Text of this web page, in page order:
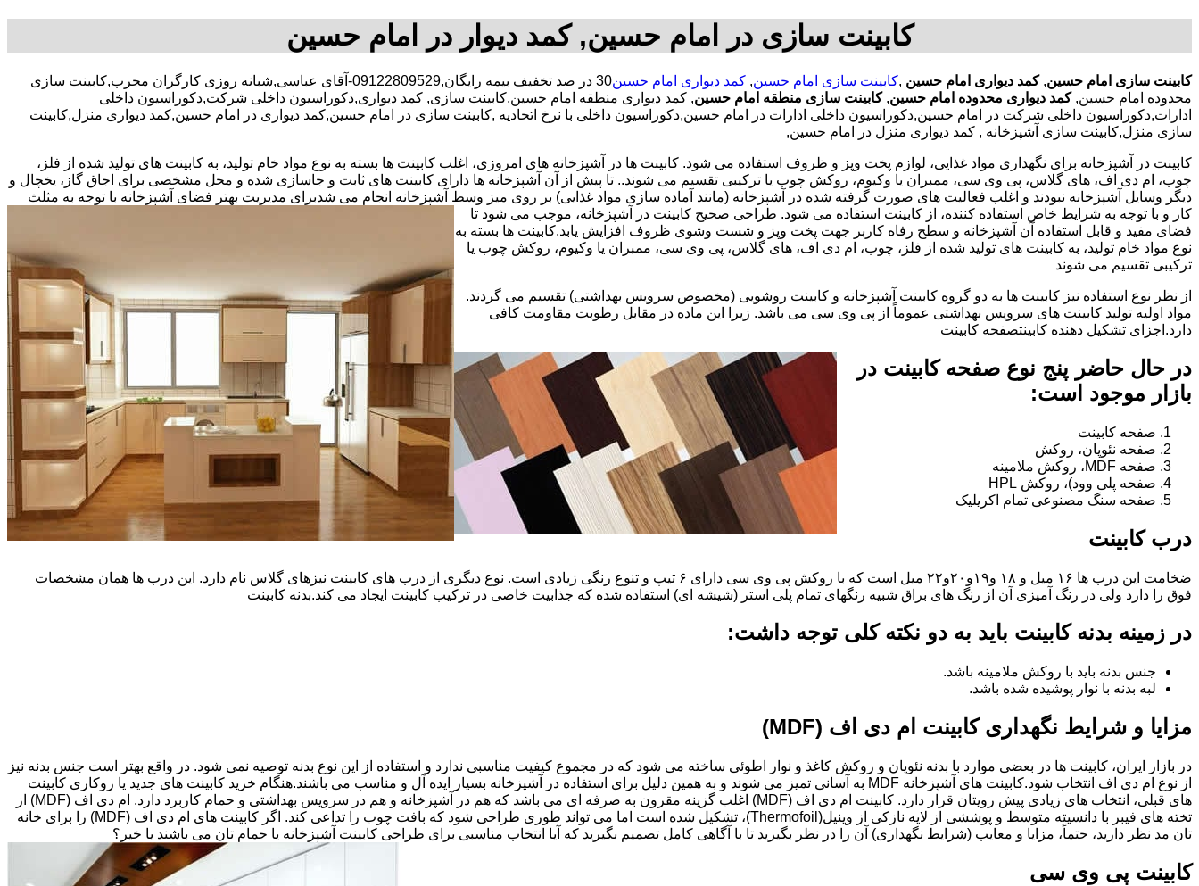
کابینت سازی در امام حسین, کمد دیوار در امام حسین
کابینت سازی امام حسین,کمد دیواری امام حسین ,کابینت سازی امام حسین, کمد دیواری امام حسین
30 در صد تخفیف بیمه رایگان,09122809529-آقای عباسی,شبانه روزی کارگران مجرب,کابینت سازی
محدوده امام حسین,کمد دیواری محدوده امام حسین, کابینت سازی منطقه امام حسین, کمد دیواری منطقه امام حسین,کابینت سازی, کمد دیواری,دکوراسیون داخلی شرکت,دکوراسیون داخلی
ادارات,دکوراسیون داخلی شرکت در امام حسین,دکوراسیون داخلی ادارات در امام حسین,دکوراسیون داخلی با نرخ اتحادیه ,کابینت سازی در امام حسین,کمد دیواری در امام حسین,کمد دیواری منزل,کابینت
سازی منزل,کابینت سازی آشپزخانه , کمد دیواری منزل در امام حسین,
کابینت در آشپزخانه برای نگهداری مواد غذایی، لوازم پخت وپز و ظروف استفاده می شود. کابینت ها در آشپزخانه های امروزی، اغلب کابینت ها بسته به نوع مواد خام تولید، به کابینت های تولید شده از فلز،
چوب، ام دی اف، های گلاس، پی وی سی، ممبران یا وکیوم، روکش چوب یا ترکیبی تقسیم می شوند.. تا پیش از آن آشپزخانه ها دارای کابینت های ثابت و جاسازی شده و محل مشخصی برای اجاق گاز، یخچال و
دیگر وسایل آشپزخانه نبودند و اغلب فعالیت های صورت گرفته شده در آشپزخانه (مانند آماده سازی مواد غذایی) بر روی میز وسط آشپزخانه انجام می شدبرای مدیریت بهتر فضای آشپزخانه با توجه به مثلث
کار و با توجه به شرایط خاص استفاده کننده، از کابینت استفاده می شود. طراحی صحیح کابینت در آشپزخانه، موجب می شود تا
فضای مفید و قابل استفاده آن آشپزخانه و سطح رفاه کاربر جهت پخت وپز و شست وشوی ظروف افزایش یابد.کابینت ها بسته به
نوع مواد خام تولید، به کابینت های تولید شده از فلز، چوب، ام دی اف، های گلاس، پی وی سی، ممبران یا وکیوم، روکش چوب یا
ترکیبی تقسیم می شوند
از نظر نوع استفاده نیز کابینت ها به دو گروه کابینت آشپزخانه و کابینت روشویی (مخصوص سرویس بهداشتی) تقسیم می گردند.
مواد اولیه تولید کابینت های سرویس بهداشتی عموماً از پی وی سی می باشد. زیرا این ماده در مقابل رطوبت مقاومت کافی
دارد.اجزای تشکیل دهنده کابینتصفحه کابینت
در حال حاضر پنج نوع صفحه کابینت در
بازار موجود است:
صفحه کابینت
صفحه نئوپان، روکش
صفحه MDF، روکش ملامینه
صفحه پلی وود)، روکش HPL
صفحه سنگ مصنوعی تمام اکریلیک
درب کابینت
ضخامت این درب ها ۱۶ میل و ۱۸ و١٩و٢٠و٢٢ میل است که با روکش پی وی سی دارای ۶ تیپ و تنوع رنگی زیادی است. نوع دیگری از درب های کابینت نیزهای گلاس نام دارد. این درب ها همان مشخصات
فوق را دارد ولی در رنگ آمیزی آن از رنگ های براق شبیه رنگهای تمام پلی استر (شیشه ای) استفاده شده که جذابیت خاصی در ترکیب کابینت ایجاد می کند.بدنه کابینت
در زمینه بدنه کابینت باید به دو نکته کلی توجه داشت:
جنس بدنه باید با روکش ملامینه باشد.
لبه بدنه با نوار پوشیده شده باشد.
مزایا و شرایط نگهداری کابینت ام دی اف (MDF)
در بازار ایران، کابینت ها در بعضی موارد با بدنه نئوپان و روکش کاغذ و نوار اطوئی ساخته می شود که در مجموع کیفیت مناسبی ندارد و استفاده از این نوع بدنه توصیه نمی شود. در واقع بهتر است جنس بدنه نیز
از نوع ام دی اف انتخاب شود.کابینت های آشپزخانه MDF به آسانی تمیز می شوند و به همین دلیل برای استفاده در آشپزخانه بسیار ایده آل و مناسب می باشند.هنگام خرید کابینت های جدید یا روکاری کابینت
های قبلی، انتخاب های زیادی پیش رویتان قرار دارد. کابینت ام دی اف (MDF) اغلب گزینه مقرون به صرفه ای می باشد که هم در آشپزخانه و هم در سرویس بهداشتی و حمام کاربرد دارد. ام دی اف (MDF) از
تخته های فیبر با دانسیته متوسط و پوششی از لایه نازکی از وینیل(Thermofoil)، تشکیل شده است اما می تواند طوری طراحی شود که بافت چوب را تداعی کند. اگر کابینت های ام دی اف (MDF) را برای خانه
تان مد نظر دارید، حتماً، مزایا و معایب (شرایط نگهداری) آن را در نظر بگیرید تا با آگاهی کامل تصمیم بگیرید که آیا انتخاب مناسبی برای طراحی کابینت آشپزخانه یا حمام تان می باشند یا خیر؟
کابینت پی وی سی